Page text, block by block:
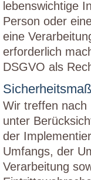
lebenswichtige
Person oder
eine
erforderlich
DSGVO als
Wir treffen nach
unter
der
Umfangs, der
Verarbeitung